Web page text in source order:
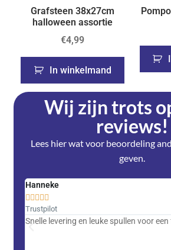
Grafsteen 38x27cm
halloween assortie
€4,99
In winkelmand
Wij zijn trots
reviews!
Lees hier wat voor beoordeling
geven.
Hanneke
    
Trustpilot
Snelle levering en leuke spullen voor een